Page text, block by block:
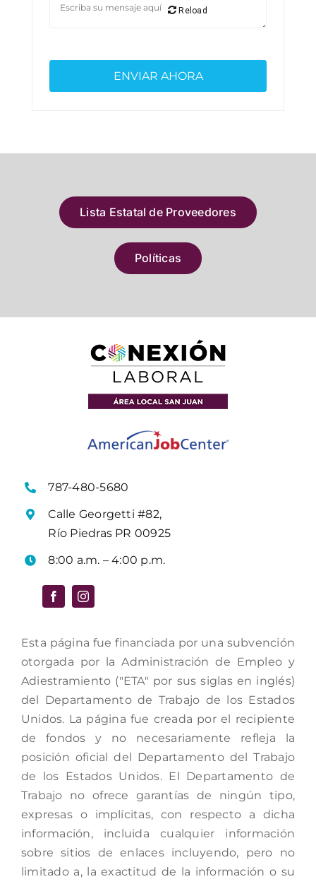
Reload
Lista Estatal de Proveedores
Políticas
787-480-5680
Calle Georgetti #82,
Río Piedras PR 00925
8:00 a.m. – 4:00 p.m.
Esta página fue financiada por una subvención
otorgada por la Administración de Empleo y
Adiestramiento ("ETA" por sus siglas en inglés)
del Departamento de Trabajo de los Estados
Unidos. La página fue creada por el recipiente
de fondos y no necesariamente refleja la
posición oficial del Departamento del Trabajo
de los Estados Unidos. El Departamento de
Trabajo no ofrece garantías de ningún tipo,
expresas o implícitas, con respecto a dicha
información, incluida cualquier información
sobre sitios de enlaces incluyendo, pero no
limitado a, la exactitud de la información o su